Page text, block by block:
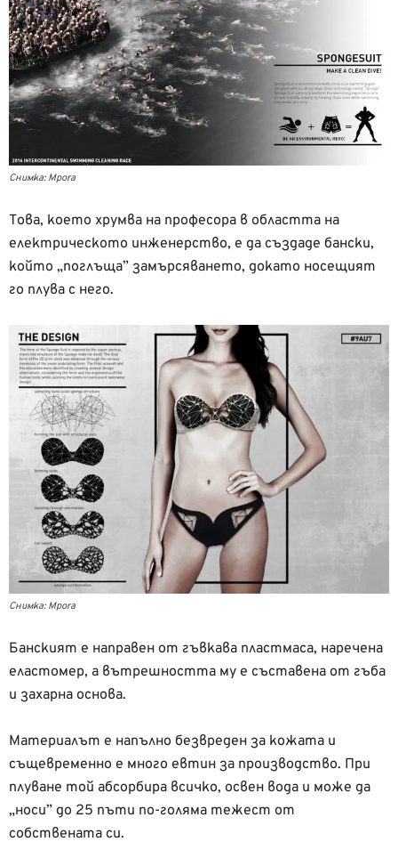
Снимка: Mpora
Това, което хрумва на професора в областта на
електрическото инженерство, е да създаде бански,
който „поглъща” замърсяването, докато носещият
го плува с него.
Снимка: Mpora
Банският е направен от гъвкава пластмаса, наречена
еластомер, а вътрешността му е съставена от гъба
и захарна основа.
Материалът е напълно безвреден за кожата и
същевременно е много евтин за производство. При
плуване той абсорбира всичко, освен вода и може да
„носи” до 25 пъти по-голяма тежест от
собствената си.